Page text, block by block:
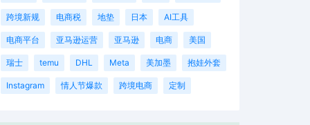
跨境新规 电商税 地垫 日本 AI工具
电商平台 亚马逊运营 亚马逊 电商 美国
瑞士 temu DHL Meta 美加墨 抱娃外套
Instagram 情人节爆款 跨境电商 定制